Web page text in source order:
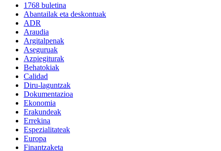
1768 buletina
Abantailak eta deskontuak
ADR
Araudia
Argitalpenak
Aseguruak
Azpiegiturak
Behatokiak
Calidad
Diru-laguntzak
Dokumentazioa
Ekonomia
Erakundeak
Errekina
Espezialitateak
Europa
Finantzaketa